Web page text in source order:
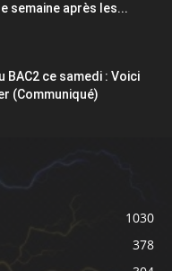
semaine après les...
ce samedi : Voici
(Communiqué)
1030
378